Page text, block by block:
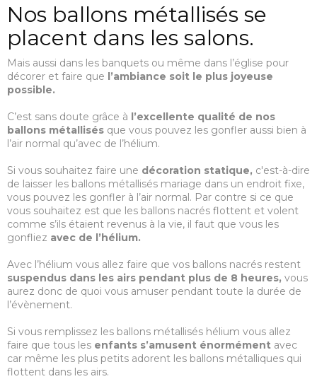
Nos ballons métallisés se
placent dans les salons.
Mais aussi dans les banquets ou même dans l’église pour
décorer et faire que l’ambiance soit le plus joyeuse
possible.
C’est sans doute grâce à l’excellente qualité de nos
ballons métallisés que vous pouvez les gonfler aussi bien à
l’air normal qu’avec de l’hélium.
Si vous souhaitez faire une décoration statique, c'est-à-dire
de laisser les ballons métallisés mariage dans un endroit fixe,
vous pouvez les gonfler à l’air normal. Par contre si ce que
vous souhaitez est que les ballons nacrés flottent et volent
comme s’ils étaient revenus à la vie, il faut que vous les
gonfliez avec de l’hélium.
Avec l’hélium vous allez faire que vos ballons nacrés restent
suspendus dans les airs pendant plus de 8 heures, vous
aurez donc de quoi vous amuser pendant toute la durée de
l’évènement.
Si vous remplissez les ballons métallisés hélium vous allez
faire que tous les enfants s’amusent énormément avec
car même les plus petits adorent les ballons métalliques qui
flottent dans les airs.